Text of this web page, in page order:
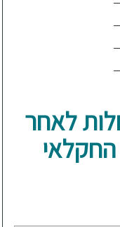
לאחר
החקלאי